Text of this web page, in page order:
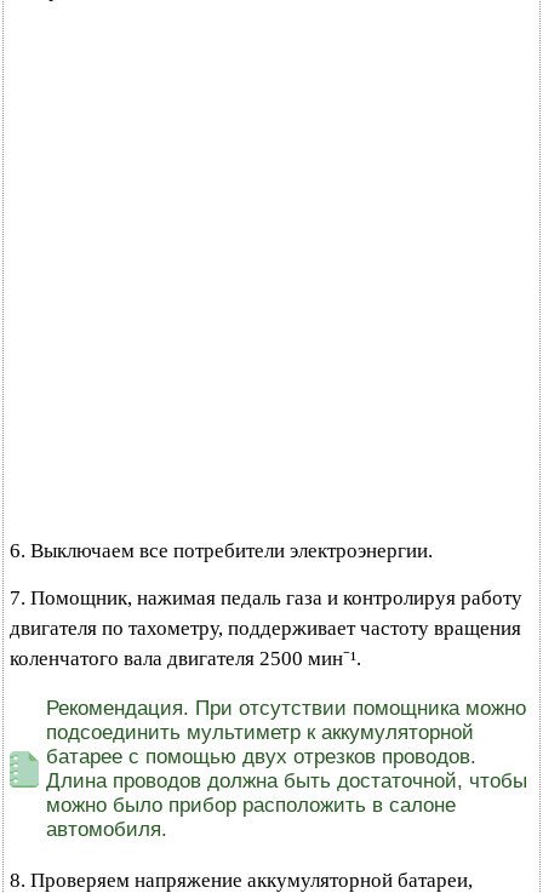
6. Выключаем все потребители электроэнергии.
7. Помощник, нажимая педаль газа и контролируя работу
двигателя по тахометру, поддерживает частоту вращения
коленчатого вала двигателя 2500 мин⁻¹.
Рекомендация. При отсутствии помощника можно
подсоединить мультиметр к аккумуляторной
батарее с помощью двух отрезков проводов.
Длина проводов должна быть достаточной, чтобы
можно было прибор расположить в салоне
автомобиля.
8. Проверяем напряжение аккумуляторной батареи,